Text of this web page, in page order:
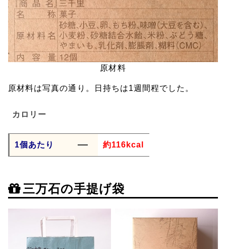
原材料
原材料は写真の通り。日持ちは1週間程でした。
カロリー
1個あたり 約116kcal
三万石の手提げ袋